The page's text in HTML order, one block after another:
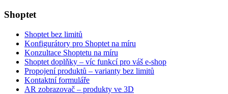
Shoptet
Shoptet bez limitů
Konfigurátory pro Shoptet na míru
Konzultace Shoptetu na míru
Shoptet doplňky – víc funkcí pro váš e-shop
Propojení produktů – varianty bez limitů
Kontaktní formuláře
AR zobrazovač – produkty ve 3D